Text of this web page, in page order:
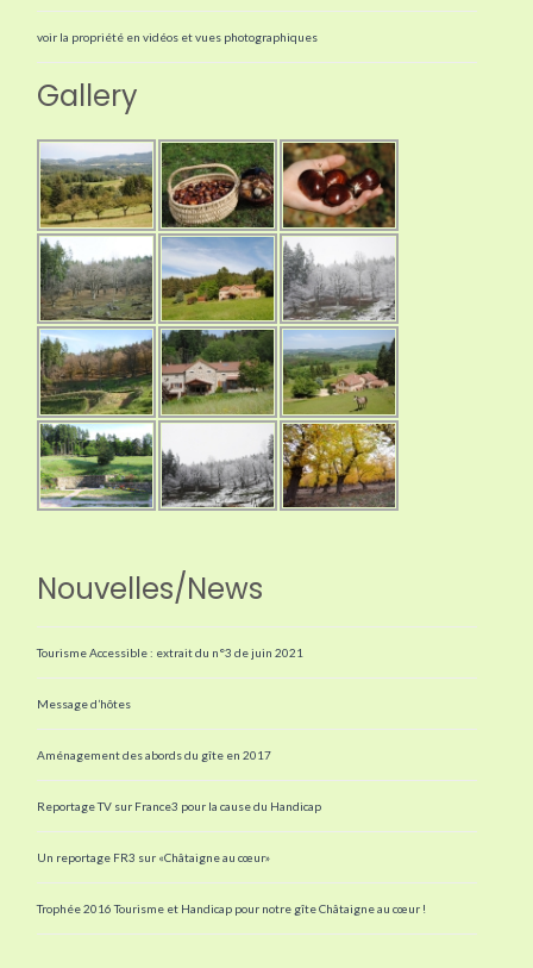
voir la propriété en vidéos et vues photographiques
Gallery
Nouvelles/News
Tourisme Accessible : extrait du n°3 de juin 2021
Message d’hôtes
Aménagement des abords du gîte en 2017
Reportage TV sur France3 pour la cause du Handicap
Un reportage FR3 sur «Châtaigne au cœur»
Trophée 2016 Tourisme et Handicap pour notre gîte Châtaigne au cœur !